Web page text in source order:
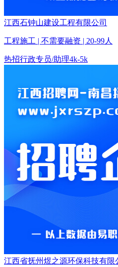
江西石钟山建设工程有限公司
工程施工 | 不需要融资 | 20-99人
热招行政专员/助理4k-5k
江西省抚州煜之源环保科技有限